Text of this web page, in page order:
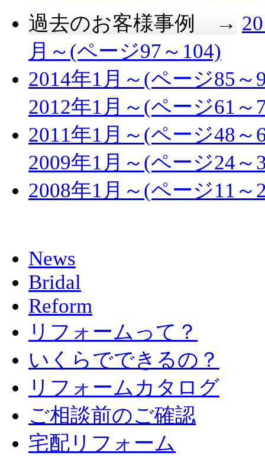
過去のお客様事例 →
月～(ページ97～104)
2014年1月～(ページ85～
2012年1月～(ページ61～
2011年1月～(ページ48～
2009年1月～(ページ24～
2008年1月～(ページ11～
News
Bridal
Reform
リフォームって？
いくらでできるの？
リフォームカタログ
ご相談前のご確認
宅配リフォーム